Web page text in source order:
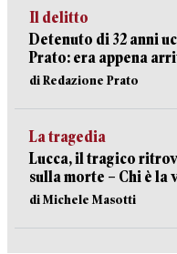
Il delitto
Detenuto di 32 anni
Prato: era appena
di Redazione Prato
La tragedia
Lucca, il tragico
sulla morte – Chi è la
di Michele Masotti